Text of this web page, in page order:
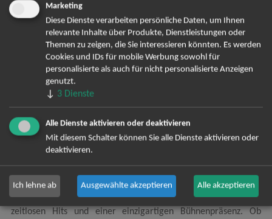
Berlin
Uber Arena
06.05.2027
19:30 Uhr
Tickets
Uber Arena
07.05.2027
Tickets
Roland Kaiser
Roland Kaiser live erleben – sichern Sie sich jetzt Ihre Tickets
für die kommenden Konzerte des größten Schlagerstars
Deutschlands. Seit Jahrzehnten begeistert Roland Kaiser
Millionen von Fans mit seiner unverwechselbaren Stimme,
zeitlosen Hits und einer einzigartigen Bühnenpräsenz. Ob
Marketing
Diese Dienste verarbeiten persönliche Daten, um Ihnen
relevante Inhalte über Produkte, Dienstleistungen oder
Themen zu zeigen, die Sie interessieren könnten. Es werden
Cookies und IDs für mobile Werbung sowohl für
personalisierte als auch für nicht personalisierte Anzeigen
genutzt.
↓ 3 Dienste
Alle Dienste aktivieren oder deaktivieren
Mit diesem Schalter können Sie alle Dienste aktivieren oder
deaktivieren.
Ich lehne ab Ausgewählte akzeptieren Alle akzeptieren